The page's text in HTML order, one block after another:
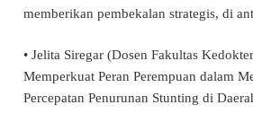
memberikan pembekalan strategis, di
• Jelita Siregar (Dosen Fakultas
Memperkuat Peran Perempuan dalam
Percepatan Penurunan Stunting di